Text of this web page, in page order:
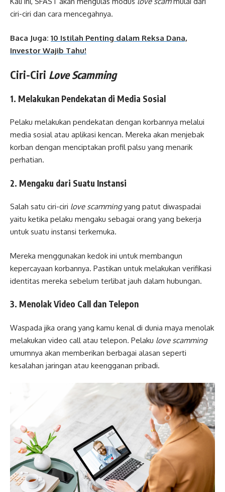
ciri-ciri dan cara mencegahnya.
Baca Juga: 10 Istilah Penting dalam Reksa Dana,
Investor Wajib Tahu!
Ciri-Ciri Love Scamming
1. Melakukan Pendekatan di Media Sosial
Pelaku melakukan pendekatan dengan korbannya melalui
media sosial atau aplikasi kencan. Mereka akan menjebak
korban dengan menciptakan profil palsu yang menarik
perhatian.
2. Mengaku dari Suatu Instansi
Salah satu ciri-ciri love scammingyang patut diwaspadai
yaitu ketika pelaku mengaku sebagai orang yang bekerja
untuk suatu instansi terkemuka.
Mereka menggunakan kedok ini untuk membangun
kepercayaan korbannya. Pastikan untuk melakukan verifikasi
identitas mereka sebelum terlibat jauh dalam hubungan.
3. Menolak Video Call dan Telepon
Waspada jika orang yang kamu kenal di dunia maya menolak
melakukan video call atau telepon. Pelaku love scamming
umumnya akan memberikan berbagai alasan seperti
kesalahan jaringan atau keengganan pribadi.